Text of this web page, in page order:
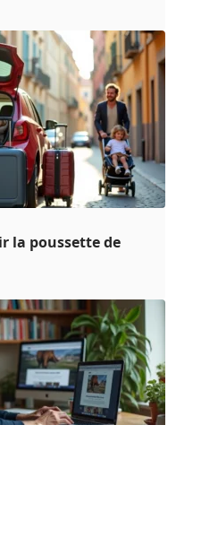
la poussette de